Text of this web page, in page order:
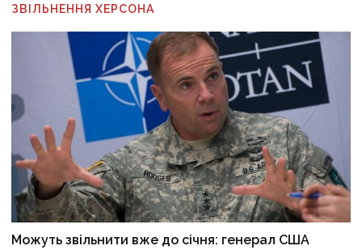
ЗВІЛЬНЕННЯ ХЕРСОНА
Можуть звільнити вже до січня: генерал США